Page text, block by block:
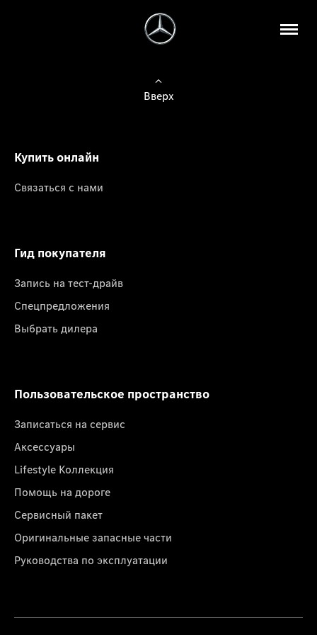
Вверх
Купить онлайн
Связаться с нами
Гид покупателя
Запись на тест-драйв
Спецпредложения
Выбрать дилера
Пользовательское пространство
Записаться на сервис
Аксессуары
Lifestyle Коллекция
Помощь на дороге
Сервисный пакет
Оригинальные запасные части
Руководства по эксплуатации